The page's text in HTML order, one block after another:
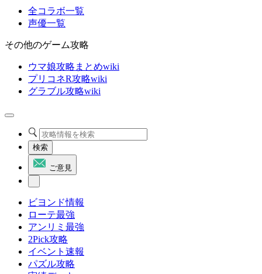
全コラボ一覧
声優一覧
その他のゲーム攻略
ウマ娘攻略まとめwiki
プリコネR攻略wiki
グラブル攻略wiki
検索
ご意見
ビヨンド情報
ローテ最強
アンリミ最強
2Pick攻略
イベント速報
パズル攻略